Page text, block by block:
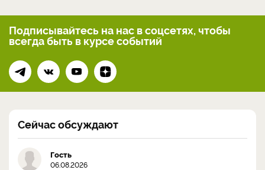
Подписывайтесь на нас в соцсетях, чтобы
всегдабыть в курсе событий
Сейчас обсуждают
Гость
06.08.2026